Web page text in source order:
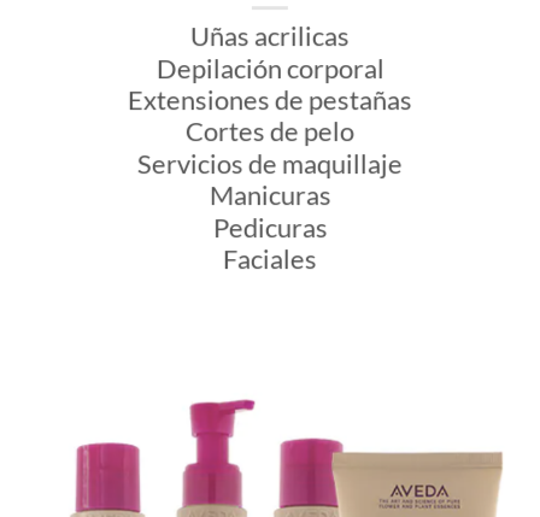
Uñas acrilicas
Depilación corporal
Extensiones de pestañas
Cortes de pelo
Servicios de maquillaje
Manicuras
Pedicuras
Faciales